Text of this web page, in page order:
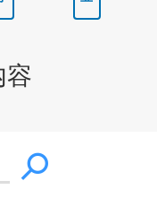
容